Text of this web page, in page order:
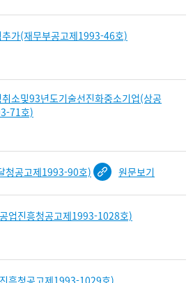
추가(재무부공고제1993-46호)
소및93년도기술선진화중소기업(상공
71호)
청공고제1993-90호) 원문보기
업진흥청공고제1993-1028호)
흥청공고제1993-1029호)